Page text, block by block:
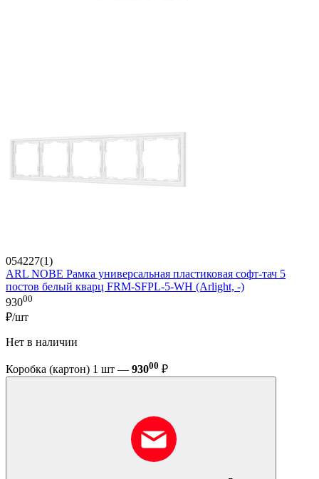
054227(1)
ARL NOBE Рамка универсальная пластиковая софт-тач 5
постов белый кварц FRM-SFPL-5-WH (Arlight, -)
93000
₽/шт
Нет в наличии
Коробка (картон) 1 шт — 93000 ₽